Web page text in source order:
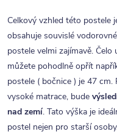
Celkový vzhled této postele
obsahuje souvislé
postele velmi zajímavě.
můžete pohodlně opřít
postele ( bočnice ) je 47
vysoké matrace, bude
nad zemí. Tato výška je
postel nejen pro starší